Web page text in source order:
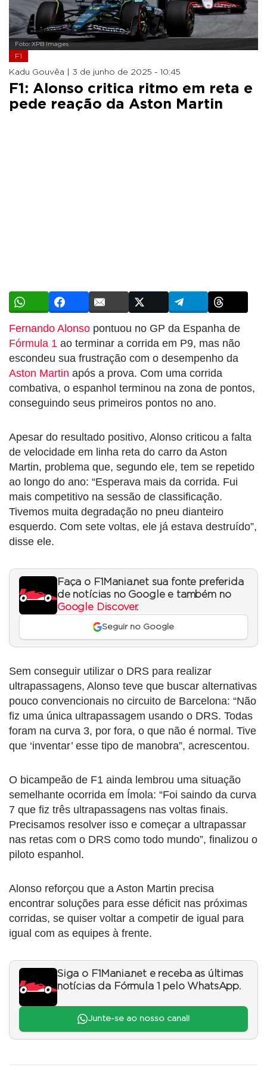
Foto: XPB Images
F1
Kadu Gouvêa | 3 de junho de 2025 - 10:45
F1: Alonso critica ritmo em reta e
pede reação da Aston Martin
Fernando Alonso pontuou no GP da Espanha de
Fórmula 1 ao terminar a corrida em P9, mas não
escondeu sua frustração com o desempenho da
Aston Martin após a prova. Com uma corrida
combativa, o espanhol terminou na zona de pontos,
conseguindo seus primeiros pontos no ano.
Apesar do resultado positivo, Alonso criticou a falta
de velocidade em linha reta do carro da Aston
Martin, problema que, segundo ele, tem se repetido
ao longo do ano: “Esperava mais da corrida. Fui
mais competitivo na sessão de classificação.
Tivemos muita degradação no pneu dianteiro
esquerdo. Com sete voltas, ele já estava destruído”,
disse ele.
Faça o F1Mania.net sua fonte preferida
de notícias no Google e também no
Google Discover.
Seguir no Google
Sem conseguir utilizar o DRS para realizar
ultrapassagens, Alonso teve que buscar alternativas
pouco convencionais no circuito de Barcelona: “Não
fiz uma única ultrapassagem usando o DRS. Todas
foram na curva 3, por fora, o que não é normal. Tive
que ‘inventar’ esse tipo de manobra”, acrescentou.
O bicampeão de F1 ainda lembrou uma situação
semelhante ocorrida em Ímola: “Foi saindo da curva
7 que fiz três ultrapassagens nas voltas finais.
Precisamos resolver isso e começar a ultrapassar
nas retas com o DRS como todo mundo”, finalizou o
piloto espanhol.
Alonso reforçou que a Aston Martin precisa
encontrar soluções para esse déficit nas próximas
corridas, se quiser voltar a competir de igual para
igual com as equipes à frente.
Siga o F1Mania.net e receba as últimas
notícias da Fórmula 1 pelo WhatsApp.
Junte-se ao nosso canal!